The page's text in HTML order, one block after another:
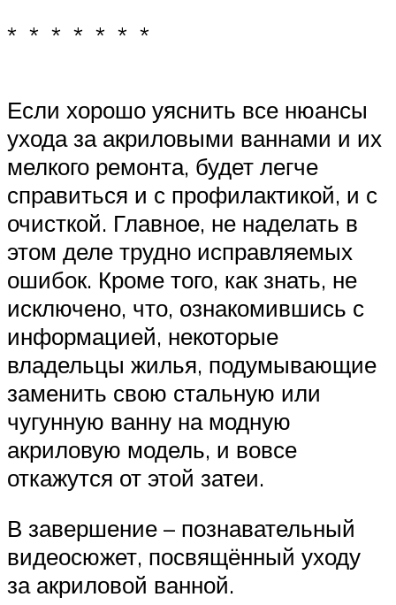
* * * * * * *
Если хорошо уяснить все нюансы
ухода за акриловыми ваннами и их
мелкого ремонта, будет легче
справиться и с профилактикой, и с
очисткой. Главное, не наделать в
этом деле трудно исправляемых
ошибок. Кроме того, как знать, не
исключено, что, ознакомившись с
информацией, некоторые
владельцы жилья, подумывающие
заменить свою стальную или
чугунную ванну на модную
акриловую модель, и вовсе
откажутся от этой затеи.
В завершение – познавательный
видеосюжет, посвящённый уходу
за акриловой ванной.